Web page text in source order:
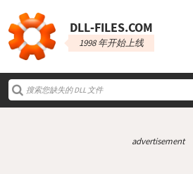
DLL‑FILES.COM
1998 年开始上线
advertisement